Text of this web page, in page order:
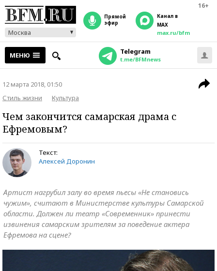
16+
Москва
прямой
эфир
Канал в
MAX
max.ru/bfm
МЕНЮ Telegram
t.me/BFMnews
12 марта 2018, 01:50
Стиль жизни
Культура
Чем закончится самарская драма с
Ефремовым?
Текст:
Алексей Доронин
Артист нагрубил залу во время пьесы «Не становись
чужим», считают в Министерстве культуры Самарской
области. Должен ли театр «Современник» принести
извинения самарским зрителям за поведение актера
Ефремова на сцене?